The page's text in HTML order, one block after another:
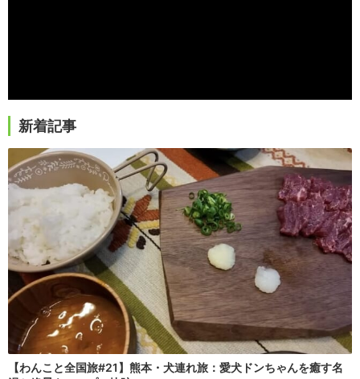
新着記事
【わんこと全国旅#21】熊本・犬連れ旅：愛犬ドンちゃんを癒す名